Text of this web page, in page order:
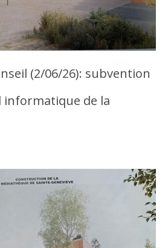
(2/06/26): subvention
de la